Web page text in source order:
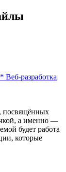
* Веб-разработка
посвящённых
а именно —
будет работа
которые